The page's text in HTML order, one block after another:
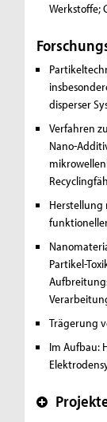
Werkstoffe;
disperser
Verfahren
Nano-
Partikel-
Trägerung
Im Aufbau:
+